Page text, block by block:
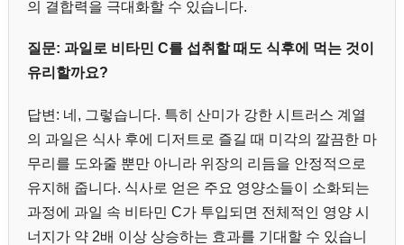
의 결합력을 극대화할 수 있습니다.
질문: 과일로 비타민 C를 섭취할 때도 식후에 먹는 것이
유리할까요?
답변: 네, 그렇습니다. 특히 산미가 강한 시트러스 계열
의 과일은 식사 후에 디저트로 즐길 때 미각의 깔끔한 마
무리를 도와줄 뿐만 아니라 위장의 리듬을 안정적으로
유지해 줍니다. 식사로 얻은 주요 영양소들이 소화되는
과정에 과일 속 비타민 C가 투입되면 전체적인 영양 시
너지가 약 2배 이상 상승하는 효과를 기대할 수 있습니